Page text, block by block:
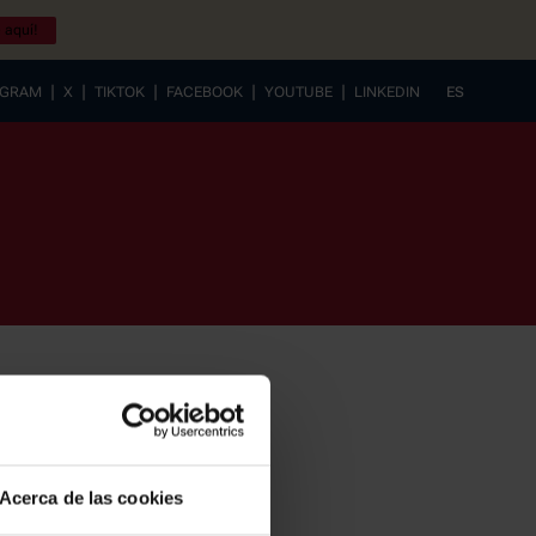
Acerca de las cookies
aquí!
| X | TIKTOK | FACEBOOK | YOUTUBE | LINKEDIN
ES